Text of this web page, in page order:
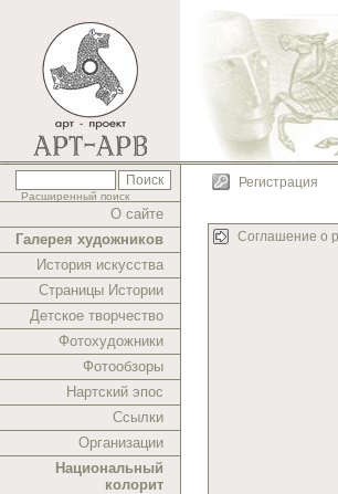
Расширенный поиск
О сайте
Галерея художников
История искусства
Страницы Истории
Детское творчество
Фотохудожники
Фотообзоры
Нартский эпос
Ссылки
Организации
Национальный
колорит
Регистрация
Соглашение о